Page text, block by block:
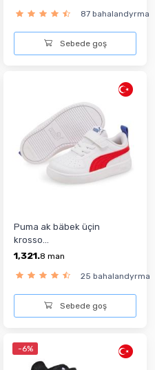
87 bahalandyrma
Sebede goş
Puma ak bäbek üçin
krosso...
1,321.8 man
25 bahalandyrma
Sebede goş
-6%